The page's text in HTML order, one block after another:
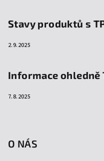
Stavy produktů s
2.9.2025
Informace ohledně
7.8.2025
O NÁS